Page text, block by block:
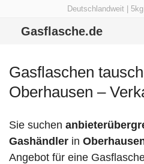
Deutschlandweit |
Gasflasche.de
Gasflaschen
Oberhausen –
Sie suchen
Gashändler in
Angebot für eine